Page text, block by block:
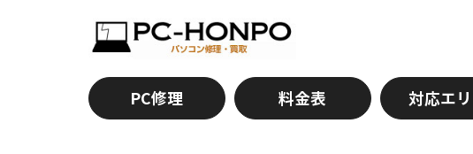
PC修理 料金表 対応エ